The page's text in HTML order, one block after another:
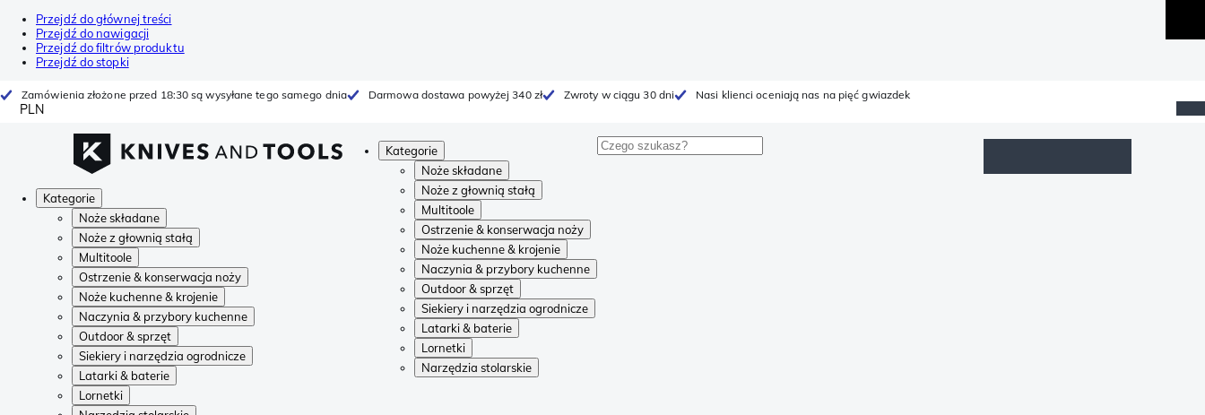
Przejdź do głównej treści
Przejdź do nawigacji
Przejdź do filtrów produktu
Przejdź do stopki
Zamówienia złożone przed 18:30 są wysyłane tego samego dnia Darmowa dostawa powyżej 340 zł Zwroty w ciągu 30 dni Nasi klienci oceniają nas na pięć gwiazdek
PLN
Kategorie
Noże składane
Noże z głownią stałą
Multitoole
Ostrzenie & konserwacja noży
Noże kuchenne & krojenie
Naczynia & przybory kuchenne
Outdoor & sprzęt
Siekiery i narzędzia ogrodnicze
Latarki & baterie
Lornetki
Narzędzia stolarskie
Kategorie
Noże składane
Noże z głownią stałą
Multitoole
Ostrzenie & konserwacja noży
Noże kuchenne & krojenie
Naczynia & przybory kuchenne
Outdoor & sprzęt
Siekiery i narzędzia ogrodnicze
Latarki & baterie
Lornetki